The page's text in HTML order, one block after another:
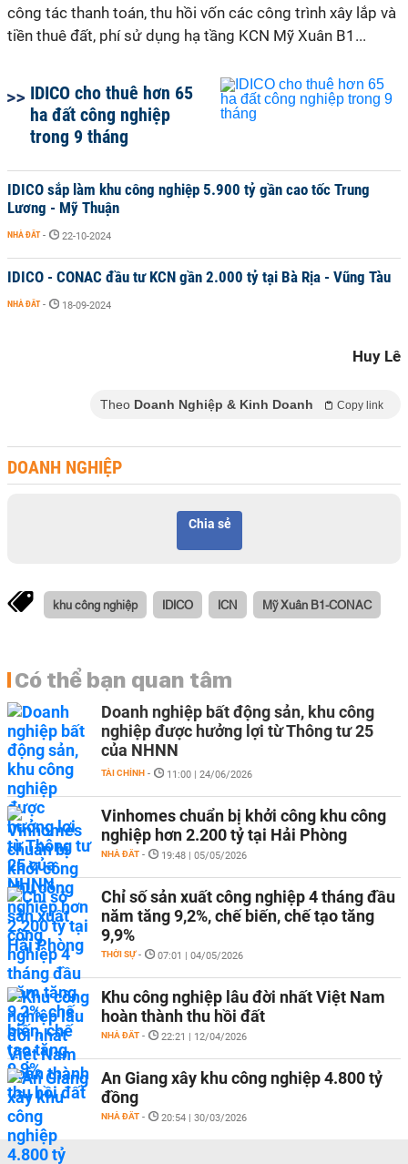
công tác thanh toán, thu hồi vốn các công trình xây lắp và
tiền thuê đất, phí sử dụng hạ tầng KCN Mỹ Xuân B1...
IDICO cho thuê hơn 65
ha đất công nghiệp
trong 9 tháng
IDICO sắp làm khu công nghiệp 5.900 tỷ gần cao tốc Trung
Lương - Mỹ Thuận
NHÀ ĐẤT - 22-10-2024
IDICO - CONAC đầu tư KCN gần 2.000 tỷ tại Bà Rịa - Vũng Tàu
NHÀ ĐẤT - 18-09-2024
Huy Lê
Theo Doanh Nghiệp & Kinh Doanh Copy link
DOANH NGHIỆP
Chia sẻ
khu công nghiệp IDICO ICN Mỹ Xuân B1-CONAC
Có thể bạn quan tâm
Doanh nghiệp bất động sản, khu công
nghiệp được hưởng lợi từ Thông tư 25
của NHNN
TÀI CHÍNH - 11:00 | 24/06/2026
Vinhomes chuẩn bị khởi công khu công
nghiệp hơn 2.200 tỷ tại Hải Phòng
NHÀ ĐẤT - 19:48 | 05/05/2026
Chỉ số sản xuất công nghiệp 4 tháng đầu
năm tăng 9,2%, chế biến, chế tạo tăng
9,9%
THỜI SỰ - 07:01 | 04/05/2026
Khu công nghiệp lâu đời nhất Việt Nam
hoàn thành thu hồi đất
NHÀ ĐẤT - 22:21 | 12/04/2026
An Giang xây khu công nghiệp 4.800 tỷ
đồng
NHÀ ĐẤT - 20:54 | 30/03/2026